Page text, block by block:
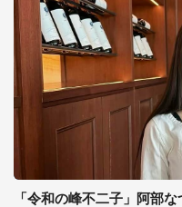
「令和の峰不二子」阿部